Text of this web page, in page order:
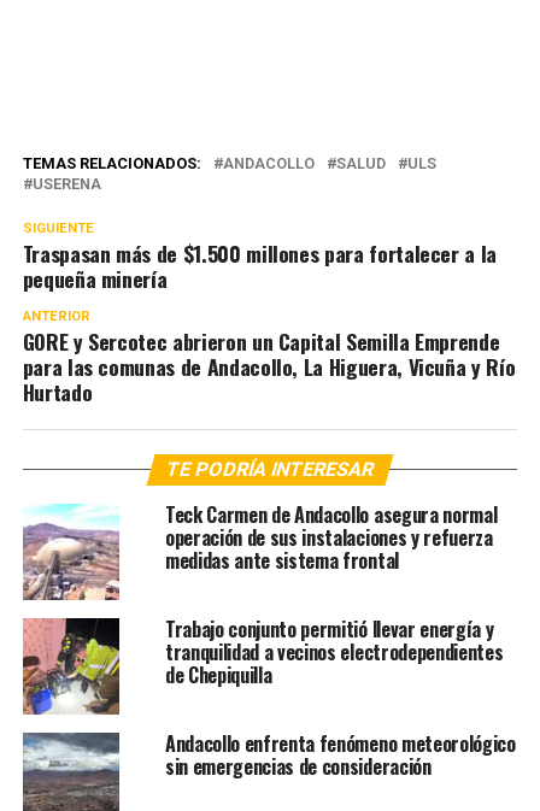
TEMAS RELACIONADOS: ANDACOLLO SALUD
ULS
USERENA
SIGUIENTE
Traspasan más de $1.500 millones para fortalecer a la
pequeña minería
ANTERIOR
GORE y Sercotec abrieron un Capital Semilla Emprende
para las comunas de Andacollo, La Higuera, Vicuña y Río
Hurtado
TE PODRÍA INTERESAR
Teck Carmen de Andacollo asegura normal
operación de sus instalaciones y refuerza
medidas ante sistema frontal
Trabajo conjunto permitió llevar energía y
tranquilidad a vecinos electrodependientes
de Chepiquilla
Andacollo enfrenta fenómeno meteorológico
sin emergencias de consideración